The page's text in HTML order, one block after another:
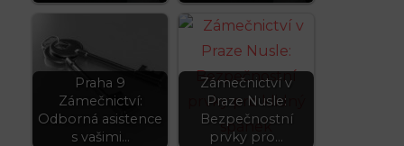
Praha 9
Zámečnictví:
Odborná asistence
s vašimi…
Zámečnictví v
Praze Nusle:
Bezpečnostní
prvky pro…